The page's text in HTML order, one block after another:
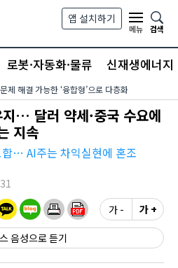
앱 설치하기
메뉴
검색
로봇·자동화·물류 신재생에너지
제 해결 가능한 ‘융합형’으로 다층화
… 달러 약세·중국 수요에
지속
… AI주는 차익실현에 혼조
음성
가 - 가 +